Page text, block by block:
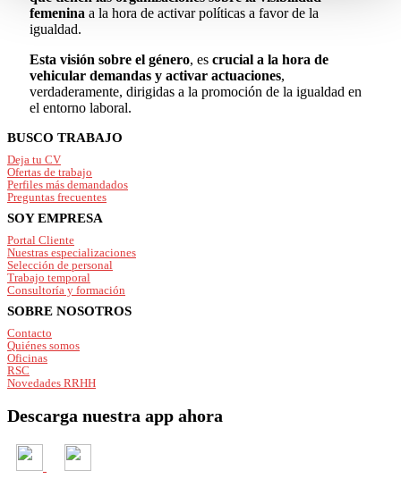
femenina a la hora de activar políticas a favor de la
igualdad.
Esta visión sobre el género, es crucial a la hora de
vehicular demandas y activar actuaciones,
verdaderamente, dirigidas a la promoción de la igualdad en
el entorno laboral.
Footer
BUSCO TRABAJO
Deja tu CV
Ofertas de trabajo
Perfiles más demandados
Preguntas frecuentes
SOY EMPRESA
Portal Cliente
Nuestras especializaciones
Selección de personal
Trabajo temporal
Consultoría y formación
SOBRE NOSOTROS
Contacto
Quiénes somos
Oficinas
RSC
Novedades RRHH
Descarga nuestra app ahora